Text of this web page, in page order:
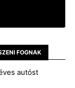
FOGNAK
autóst